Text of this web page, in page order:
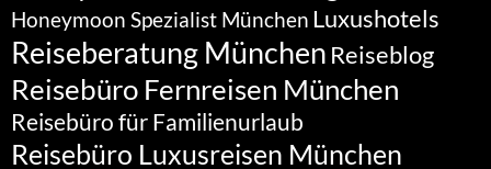
Honeymoon Spezialist München Luxushotels
Reiseberatung München Reiseblog
Reisebüro Fernreisen München
Reisebüro für Familienurlaub
Reisebüro Luxusreisen München